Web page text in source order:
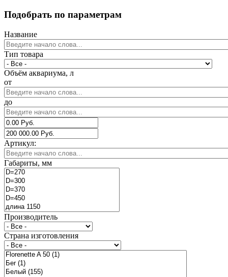
Подобрать по параметрам
Название
Тип товара
Объём аквариума, л
от
до
Артикул:
Габариты, мм
Производитель
Страна изготовления